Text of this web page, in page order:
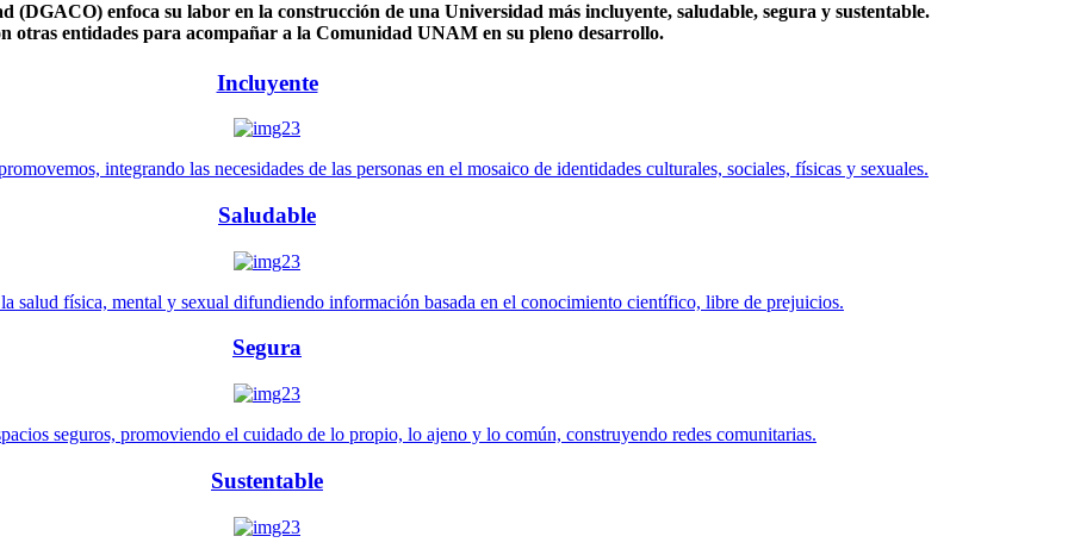
(DGACO) enfoca su labor en la construcción de una Universidad más incluyente, saludable, segura y sustentable.
otras entidades para acompañar a la Comunidad UNAM en su pleno desarrollo.
Incluyente
integrando las necesidades de las personas en el mosaico de identidades culturales, sociales, físicas y sexuales.
Saludable
salud física, mental y sexual difundiendo información basada en el conocimiento científico, libre de prejuicios.
Segura
seguros, promoviendo el cuidado de lo propio, lo ajeno y lo común, construyendo redes comunitarias.
Sustentable